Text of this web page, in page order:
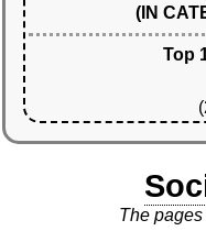
(IN
Top
The